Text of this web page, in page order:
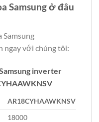
Samsung ở đâu
Samsung
ngay với chúng tôi:
inverter
AR18CYHAAWKNSV
18000